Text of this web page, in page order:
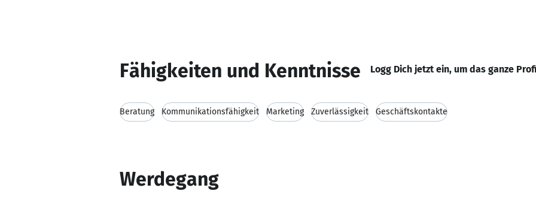
Fähigkeiten und Kenntnisse Logg Dich jetzt ein, um das ganze
Beratung Kommunikationsfähigkeit Marketing Zuverlässigkeit Geschäftskontakte
Werdegang